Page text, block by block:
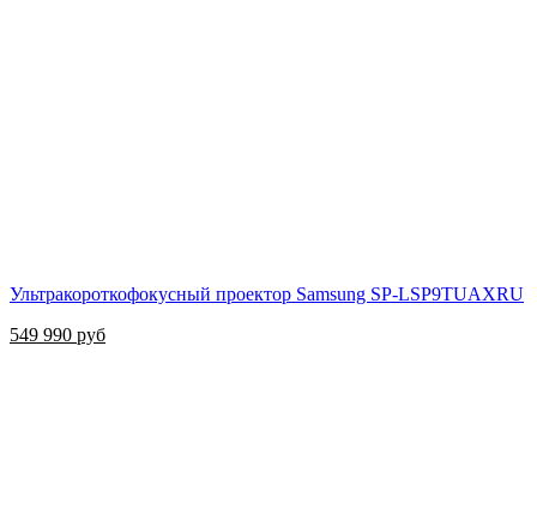
Ультракороткофокусный проектор Samsung SP-LSP9TUAXRU
549 990 руб